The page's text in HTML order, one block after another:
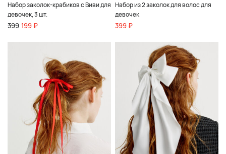
Набор заколок-крабиков с Виви для
девочек, 3 шт.
399 199 ₽
Набор из 2 заколок для волос для
девочек
399 ₽